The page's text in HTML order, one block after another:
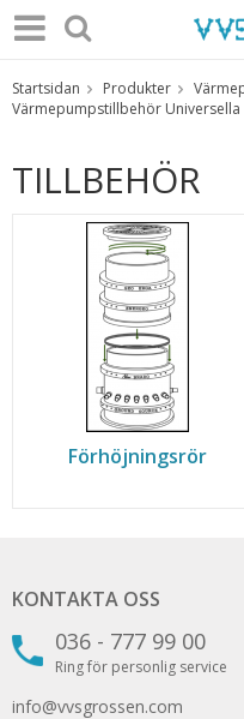
Produkten har
Startsidan Produkter
Värmepumpstillbehör Universella
TILLBEHÖR
Förhöjningsrör
KONTAKTA OSS
036 - 777 99 00
Ring för personlig service
info@vvsgrossen.com